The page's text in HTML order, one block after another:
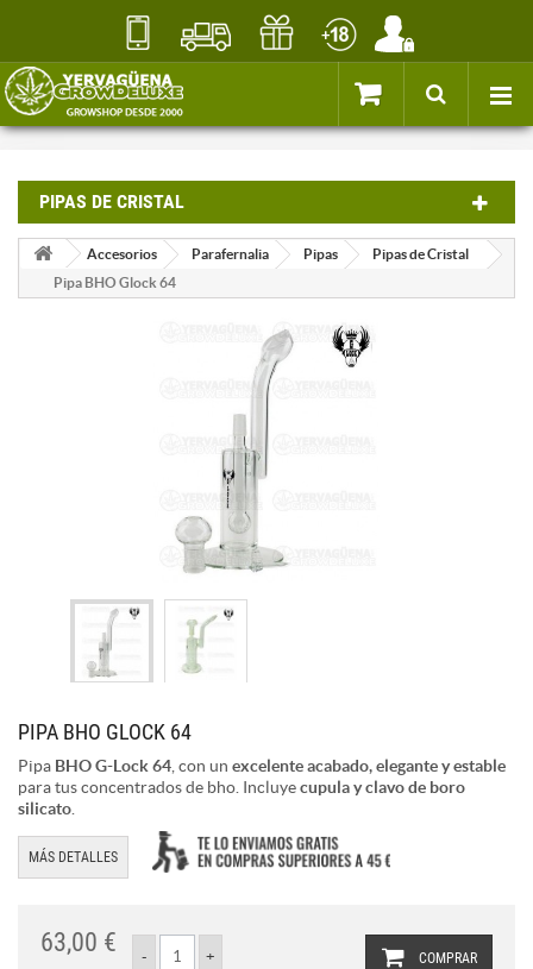
PIPAS DE CRISTAL
Accesorios Parafernalia Pipas
Pipas de Cristal
Pipa BHO Glock 64
PIPA BHO GLOCK 64
Pipa BHO G-Lock 64 , con un excelente acabado, elegante y estable
para tus concentrados de bho. Incluyecupula y clavo de boro
silicato
MÁS DETALLES
63,00 €
COMPRAR